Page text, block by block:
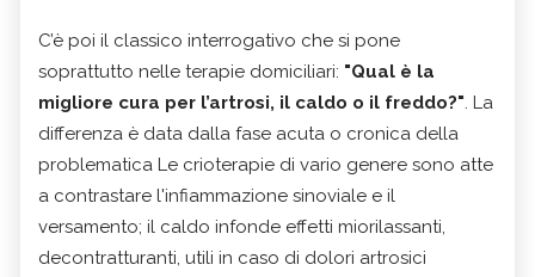
C’è poi il classico interrogativo che si pone
soprattutto nelle terapie domiciliari: "Qual è la
migliore cura per l’artrosi, il caldo o il freddo?". La
differenza è data dalla fase acuta o cronica della
problematica Le crioterapie di vario genere sono atte
a contrastare l'infiammazione sinoviale e il
versamento; il caldo infonde effetti miorilassanti,
decontratturanti, utili in caso di dolori artrosici